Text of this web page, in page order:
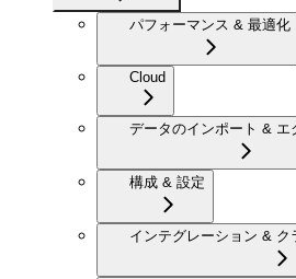
パフォーマンス & 最適化
Cloud
データのインポート & エ
構成 & 設定
インテグレーション & ク